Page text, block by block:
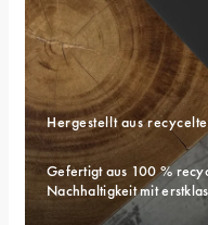
Hergestellt aus
Gefertigt aus 100 %
Nachhaltigkeit mit